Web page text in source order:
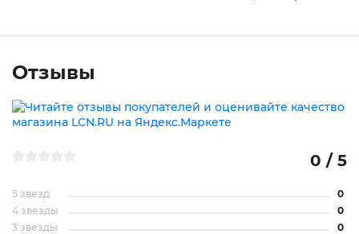
Отзывы
0 / 5
5 звезд
0
4 звезды
0
3 звезды
0